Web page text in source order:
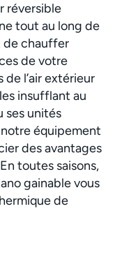
réversible
tout au long de
de chauffer
de votre
l’air extérieur
insufflant au
ses unités
équipement
des avantages
toutes saisons,
gainable vous
de